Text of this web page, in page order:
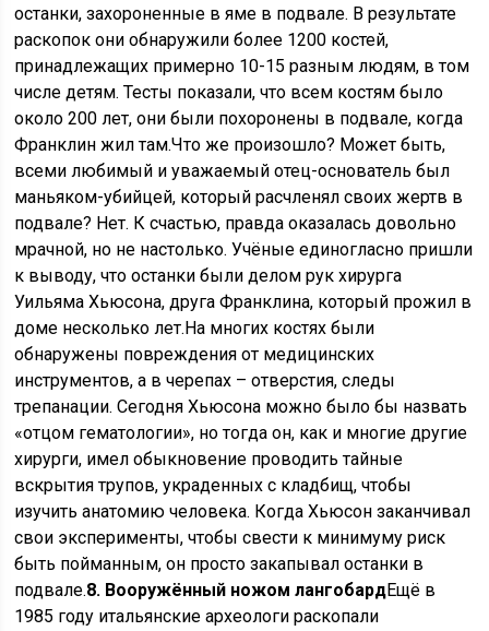
останки, захороненные в яме в подвале. В результате
раскопок они обнаружили более 1200 костей,
принадлежащих примерно 10-15 разным людям, в том
числе детям. Тесты показали, что всем костям было
около 200 лет, они были похоронены в подвале, когда
Франклин жил там.Что же произошло? Может быть,
всеми любимый и уважаемый отец-основатель был
маньяком-убийцей, который расчленял своих жертв в
подвале? Нет. К счастью, правда оказалась довольно
мрачной, но не настолько. Учёные единогласно пришли
к выводу, что останки были делом рук хирурга
Уильяма Хьюсона, друга Франклина, который прожил в
доме несколько лет.На многих костях были
обнаружены повреждения от медицинских
инструментов, а в черепах – отверстия, следы
трепанации. Сегодня Хьюсона можно было бы назвать
«отцом гематологии», но тогда он, как и многие другие
хирурги, имел обыкновение проводить тайные
вскрытия трупов, украденных с кладбищ, чтобы
изучить анатомию человека. Когда Хьюсон заканчивал
свои эксперименты, чтобы свести к минимуму риск
быть пойманным, он просто закапывал останки в
подвале.8. Вооружённый ножом лангобардЕщё в
1985 году итальянские археологи раскопали